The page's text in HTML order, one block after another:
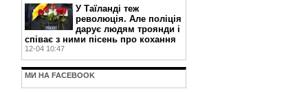
У Таїланді теж
революція. Але поліція
дарує людям троянди і
співає з ними пісень про кохання
12-04 10:47
МИ НА FACEBOOK